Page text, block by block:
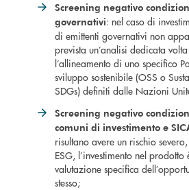
Screening negativo
governativi: nel caso di
di emittenti governativi non
prevista un’analisi dedicata
l’allineamento di uno specifico
sviluppo sostenibile (OSS o
SDGs) definiti dalle Nazioni
Screening negativo
comuni di investimento e
risultano avere un rischio
ESG, l’investimento nel
valutazione specifica
stesso;